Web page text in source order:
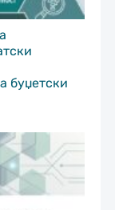
буџетски